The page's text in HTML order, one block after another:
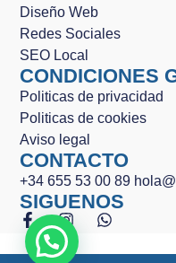
Diseño Web
Redes Sociales
SEO Local
CONDICIONES
Politicas de privacidad
Politicas de cookies
Aviso legal
CONTACTO
+34 655 53 00 89
SIGUENOS